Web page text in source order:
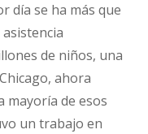
día se ha más que
de niños, una
ahora
mayoría de esos
un trabajo en